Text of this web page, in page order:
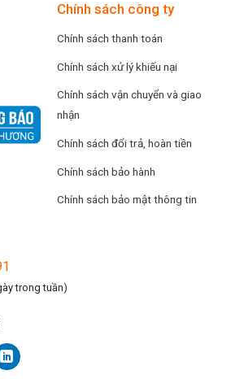
Chính sách công ty
Chính sách thanh toán
Chính sách xử lý khiếu nại
Chính sách vận chuyển và giao
nhận
Chính sách đổi trả, hoàn tiền
Chính sách bảo hành
Chính sách bảo mật thông tin
trong tuần)